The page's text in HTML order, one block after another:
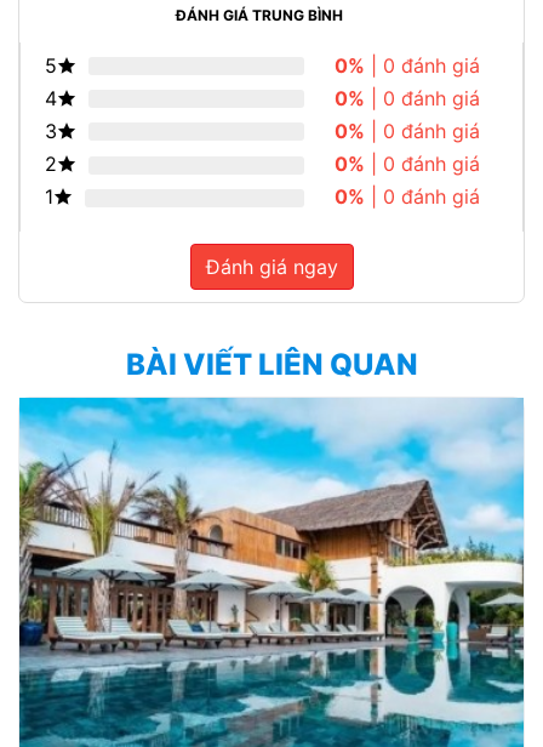
ĐÁNH GIÁ TRUNG BÌNH
5 0% | 0 đánh giá
4
0% | 0 đánh giá
3
0% | 0 đánh giá
2
0% | 0 đánh giá
1
0% | 0 đánh giá
Đánh giá ngay
BÀI VIẾT LIÊN QUAN